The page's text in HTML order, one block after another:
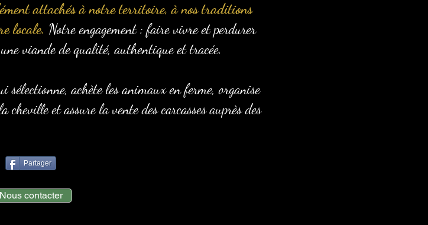
attachés à notre territoire, à nos traditions
locale. Notre engagement : faire vivre et perdurer
viande de qualité, authentique et tracée.
sélectionne, achète les animaux en ferme, organise
cheville et assure la vente des carcasses auprès des
Partager
Nous contacter